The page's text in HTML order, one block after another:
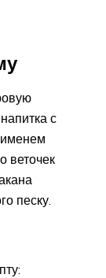
с
веточек
песку.